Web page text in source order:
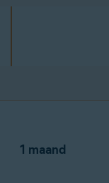
1 maand